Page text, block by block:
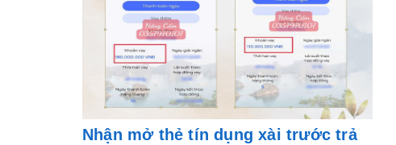
Nhận mở thẻ tín dụng xài trước trả